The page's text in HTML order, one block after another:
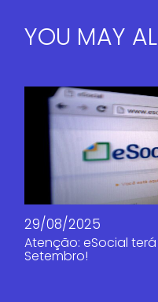
YOU MAY
29/08/2025
Atenção: eSocial
Setembro!